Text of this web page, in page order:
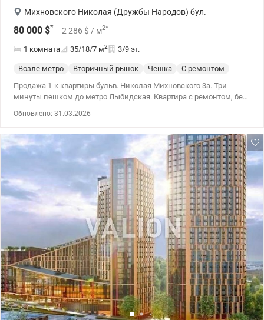
Михновского Николая (Дружбы Народов) бул.
80 000 $* 2 286 $ / м2*
1 комната 35/18/7 м2 3/9 эт.
Возле метро Вторичный рынок Чешка
С ремонтом
Продажа 1-к квартиры бульв. Николая Михновского 3а. Три
минуты пешком до метро Лыбидская. Квартира с ремонтом, без
электричества. Установлены новые биметаллические
радиаторные батареи. 044 200 10 80 valion.ua/1124896
Обновлено: 31.03.2026